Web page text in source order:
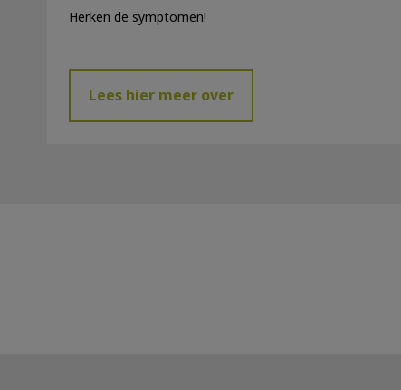
Herken de symptomen!
Lees hier meer over